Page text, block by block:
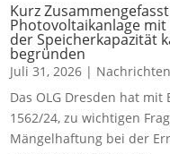
Kurz
Photovoltaikanlage
der Speicherkapazität
begründen
Juli 31, 2026 |
Das OLG Dresden hat mit
1562/24, zu wichtigen
Mängelhaftung bei der